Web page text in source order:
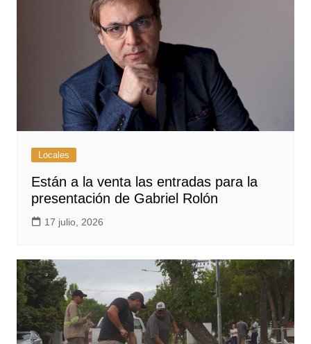
Locales
Están a la venta las entradas para la
presentación de Gabriel Rolón
17 julio, 2026